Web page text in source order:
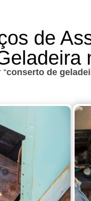
de
conserto de